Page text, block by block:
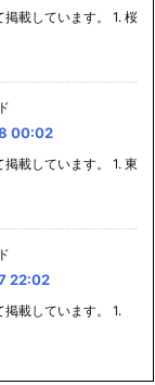
載しています。 1. 桜
00:02
載しています。 1. 東
22:02
載しています。 1.